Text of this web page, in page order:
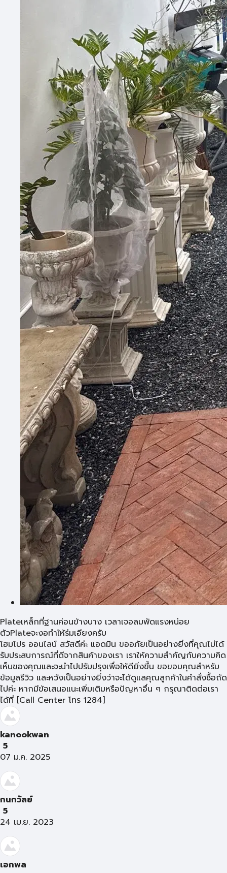
Plateเหล็กที่ฐานค่อนข้างบาง เวลาเจอลมพัดแรงหน่อย
ตัวPlateจะงอทำให้ร่มเอียงครับ
โฮมโปร ออนไลน์ สวัสดีค่ะ แอดมิน ขออภัยเป็นอย่างยิ่งที่คุณไม่ได้
รับประสบการณ์ที่ดีจากสินค้าของเรา เราให้ความสำคัญกับความคิด
เห็นของคุณและจะนำไปปรับปรุงเพื่อให้ดียิ่งขึ้น ขอขอบคุณสำหรับ
ข้อมูลรีวิว และหวังเป็นอย่างยิ่งว่าจะได้ดูแลคุณลูกค้าในคำสั่งซื้อถัด
ไปค่ะ หากมีข้อเสนอแนะเพิ่มเติมหรือปัญหาอื่น ๆ กรุณาติดต่อเรา
ได้ที่ [Call Center โทร 1284]
kanookwan
5
07 ม.ค. 2025
กนกวัลย์
5
24 เม.ย. 2023
เอกพล